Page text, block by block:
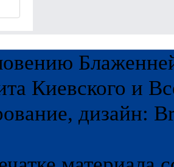
Киевского и
дизайн: